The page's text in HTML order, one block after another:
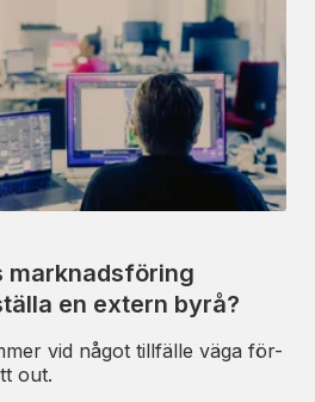
marknadsföring
en extern byrå?
vid något tillfälle väga för-
out.